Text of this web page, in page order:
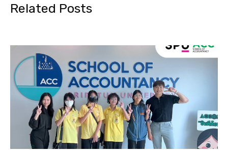
Related Posts